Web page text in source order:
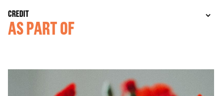
CREDIT
AS PART OF